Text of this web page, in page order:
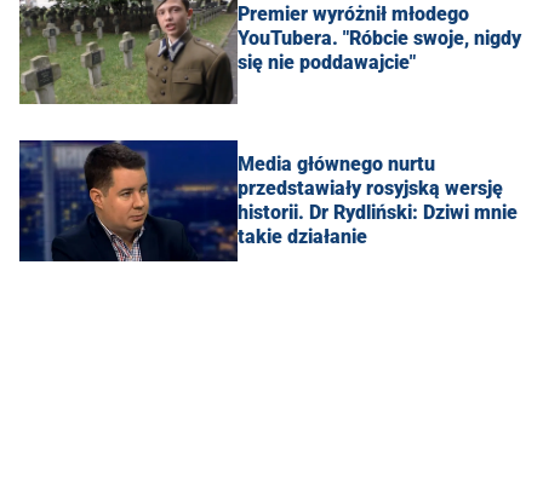
Premier wyróżnił młodego
YouTubera. "Róbcie swoje, nigdy
się nie poddawajcie"
Media głównego nurtu
przedstawiały rosyjską wersję
historii. Dr Rydliński: Dziwi mnie
takie działanie